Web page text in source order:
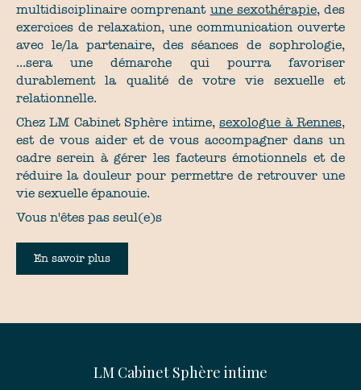
multidisciplinaire comprenant une sexothérapie, des
exercices de relaxation, une communication ouverte
avec le/la partenaire, des séances de sophrologie,
...sera une démarche qui pourra favoriser
durablement la qualité de votre vie sexuelle et
relationnelle.
Chez LM Cabinet Sphère intime,sexologue à Rennes,
est de vous aider et de vous accompagner dans un
cadre serein à gérer les facteurs émotionnels et de
réduire la douleur pour permettre de retrouver une
vie sexuelle épanouie.
Vous n'êtes pas seul(e)s
En savoir plus
LM Cabinet Sphère intime